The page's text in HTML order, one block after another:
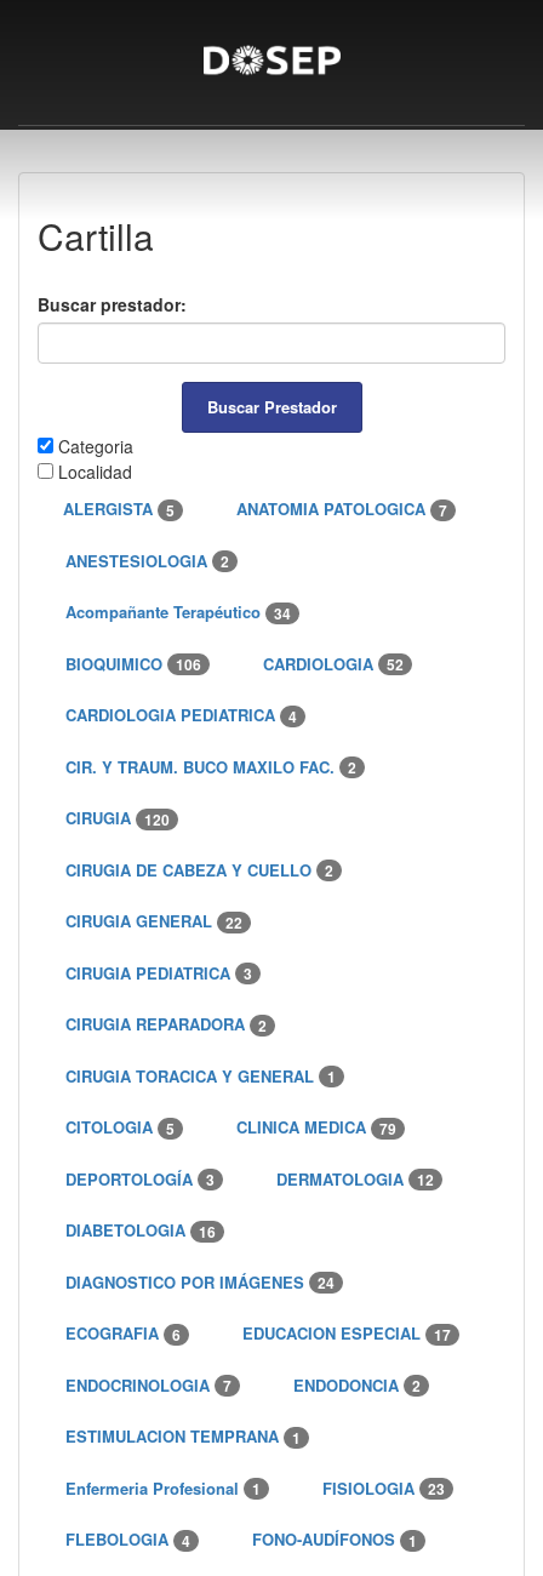
Cartilla
Buscar prestador:
Categoria
Localidad
ALERGISTA 5 ANATOMIA PATOLOGICA 7
ANESTESIOLOGIA 2
Acompañante Terapéutico 34
BIOQUIMICO 106 CARDIOLOGIA 52
CARDIOLOGIA PEDIATRICA 4
CIR. Y TRAUM. BUCO MAXILO FAC. 2
CIRUGIA 120
CIRUGIA DE CABEZA Y CUELLO 2
CIRUGIA GENERAL 22
CIRUGIA PEDIATRICA 3
CIRUGIA REPARADORA 2
CIRUGIA TORACICA Y GENERAL 1
CITOLOGIA 5 CLINICA MEDICA 79
DEPORTOLOGÍA 3 DERMATOLOGIA 12
DIABETOLOGIA 16
DIAGNOSTICO POR IMÁGENES 24
ECOGRAFIA 6 EDUCACION ESPECIAL 17
ENDOCRINOLOGIA 7 ENDODONCIA 2
ESTIMULACION TEMPRANA 1
Enfermeria Profesional 1 FISIOLOGIA 23
FLEBOLOGIA 4 FONO-AUDÍFONOS 1